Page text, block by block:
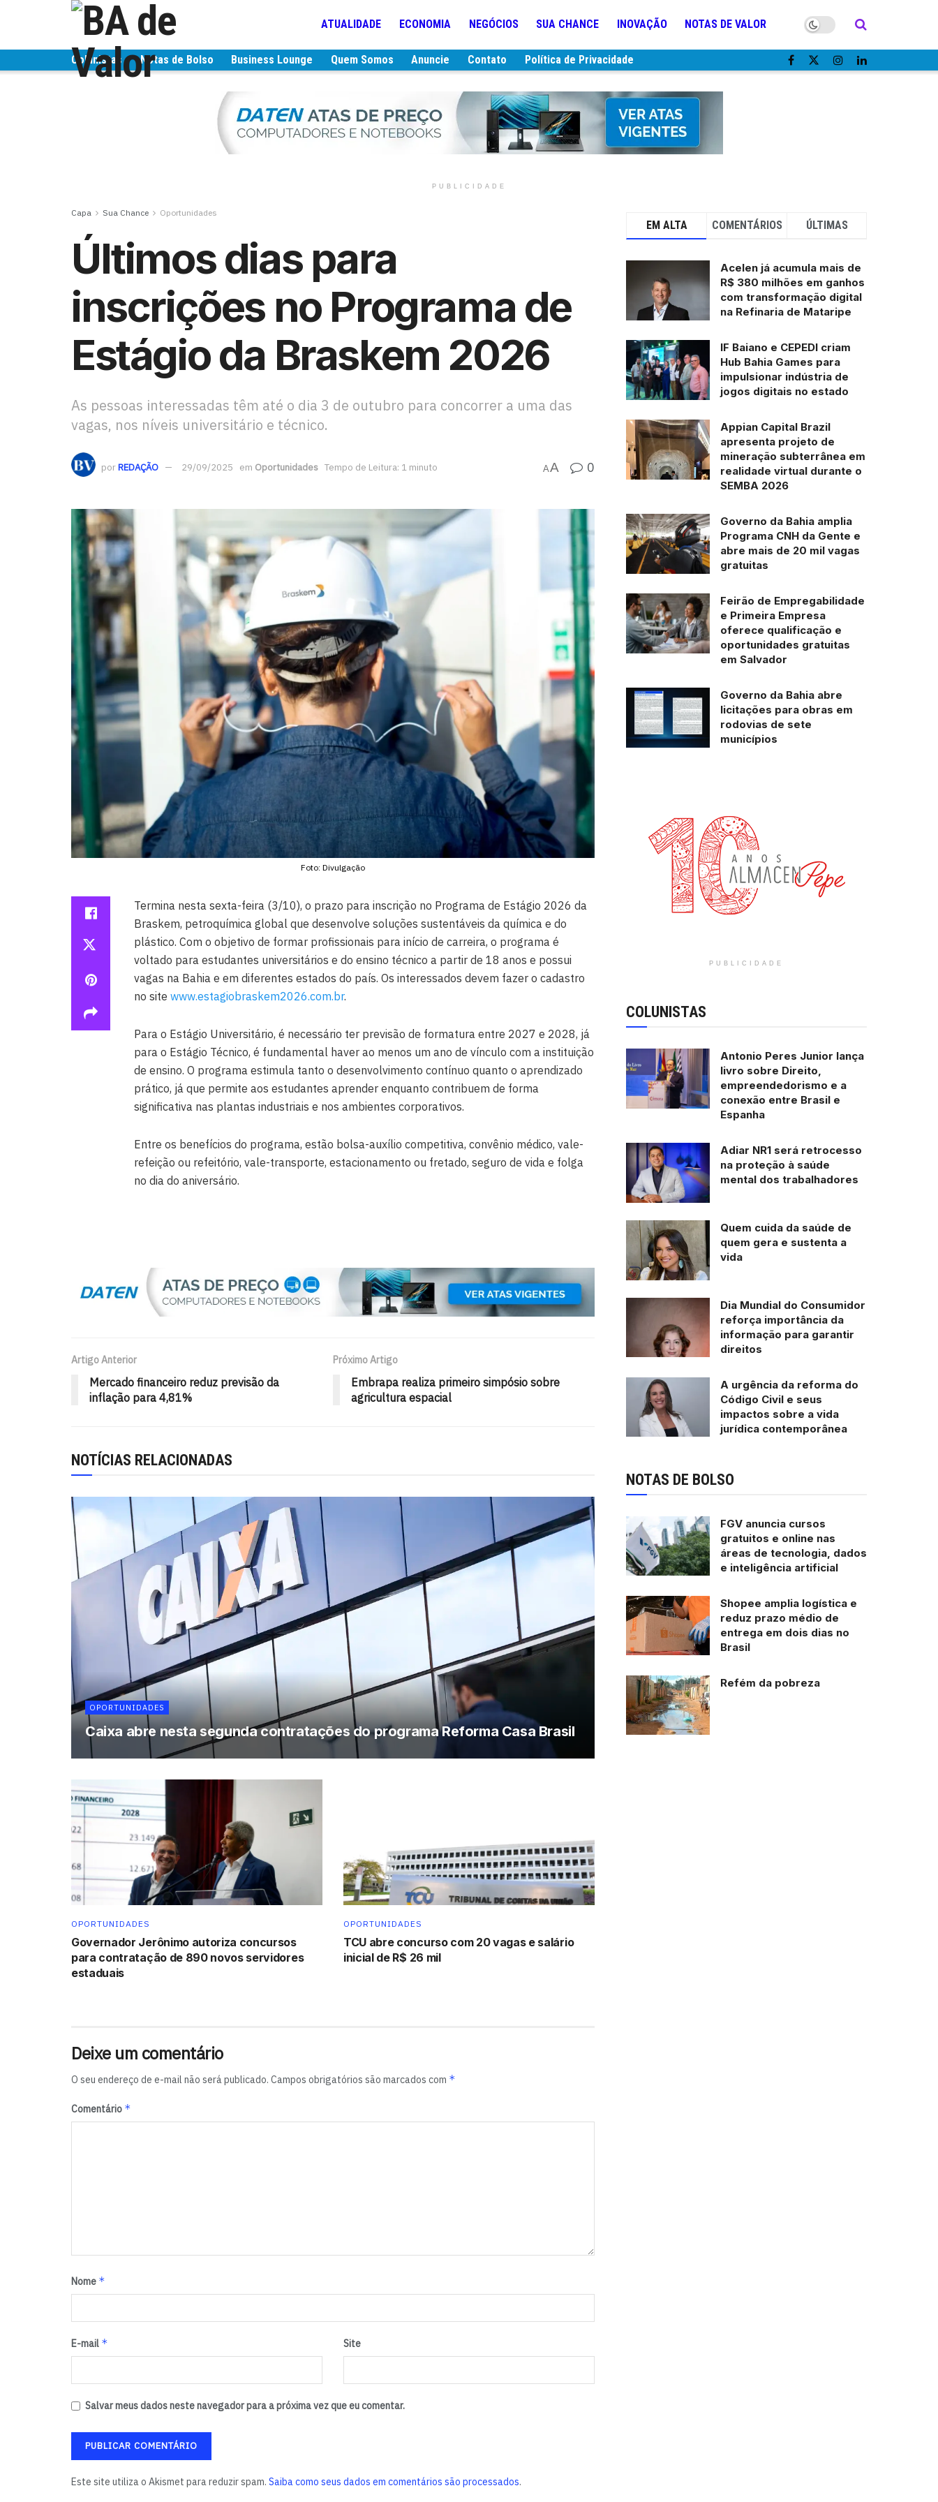
ATUALIDADE ECONOMIA NEGÓCIOS SUA CHANCE INOVAÇÃO NOTAS DE VALOR
Colunistas Notas de Bolso Business Lounge Quem Somos Anuncie Contato Política de Privacidade
PUBLICIDADE
Capa Sua Chance Oportunidades
Últimos dias para
inscrições no Programa de
Estágio da Braskem 2026
As pessoas interessadas têm até o dia 3 de outubro para concorrer a uma das
vagas, nos níveis universitário e técnico.
porREDAÇÃO 29/09/2025 em Oportunidades Tempo de Leitura: 1 minuto AA 0
Foto: Divulgação
Termina nesta sexta-feira (3/10), o prazo para inscrição no Programa de Estágio 2026 da
Braskem, petroquímica global que desenvolve soluções sustentáveis da química e do
plástico. Com o objetivo de formar profissionais para início de carreira, o programa é
voltado para estudantes universitários e do ensino técnico a partir de 18 anos e possui
vagas na Bahia e em diferentes estados do país. Os interessados devem fazer o cadastro
no site www.estagiobraskem2026.com.br.
Para o Estágio Universitário, é necessário ter previsão de formatura entre 2027 e 2028, já
para o Estágio Técnico, é fundamental haver ao menos um ano de vínculo com a instituição
de ensino. O programa estimula tanto o desenvolvimento contínuo quanto o aprendizado
prático, já que permite aos estudantes aprender enquanto contribuem de forma
significativa nas plantas industriais e nos ambientes corporativos.
Entre os benefícios do programa, estão bolsa-auxílio competitiva, convênio médico, vale-
refeição ou refeitório, vale-transporte, estacionamento ou fretado, seguro de vida e folga
no dia do aniversário.
Artigo Anterior
Mercado financeiro reduz previsão da
inflação para 4,81%
Próximo Artigo
Embrapa realiza primeiro simpósio sobre
agricultura espacial
NOTÍCIAS RELACIONADAS
OPORTUNIDADES
Caixa abre nesta segunda contratações do programa Reforma Casa Brasil
OPORTUNIDADES
Governador Jerônimo autoriza concursos
para contratação de 890 novos servidores
estaduais
OPORTUNIDADES
TCU abre concurso com 20 vagas e salário
inicial de R$ 26 mil
Deixe um comentário
O seu endereço de e-mail não será publicado. Campos obrigatórios são marcados com *
Comentário *
Nome *
E-mail * Site
Salvar meus dados neste navegador para a próxima vez que eu comentar.
Este site utiliza o Akismet para reduzir spam. Saiba como seus dados em comentários são processados.
EM ALTA COMENTÁRIOS ÚLTIMAS
Acelen já acumula mais de
R$ 380 milhões em ganhos
com transformação digital
na Refinaria de Mataripe
IF Baiano e CEPEDI criam
Hub Bahia Games para
impulsionar indústria de
jogos digitais no estado
Appian Capital Brazil
apresenta projeto de
mineração subterrânea em
realidade virtual durante o
SEMBA 2026
Governo da Bahia amplia
Programa CNH da Gente e
abre mais de 20 mil vagas
gratuitas
Feirão de Empregabilidade
e Primeira Empresa
oferece qualificação e
oportunidades gratuitas
em Salvador
Governo da Bahia abre
licitações para obras em
rodovias de sete
municípios
PUBLICIDADE
COLUNISTAS
Antonio Peres Junior lança
livro sobre Direito,
empreendedorismo e a
conexão entre Brasil e
Espanha
Adiar NR1 será retrocesso
na proteção à saúde
mental dos trabalhadores
Quem cuida da saúde de
quem gera e sustenta a
vida
Dia Mundial do Consumidor
reforça importância da
informação para garantir
direitos
A urgência da reforma do
Código Civil e seus
impactos sobre a vida
jurídica contemporânea
NOTAS DE BOLSO
FGV anuncia cursos
gratuitos e online nas
áreas de tecnologia, dados
e inteligência artificial
Shopee amplia logística e
reduz prazo médio de
entrega em dois dias no
Brasil
Refém da pobreza